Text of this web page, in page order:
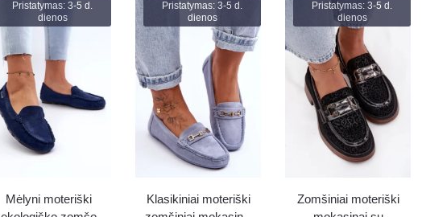
Pristatymas: 3-5 d.
dienos
Mėlyni moteriški
Pristatymas: 3-5 d.
dienos
Klasikiniai moteriški
Pristatymas: 3-5 d.
dienos
Zomšiniai moteriški